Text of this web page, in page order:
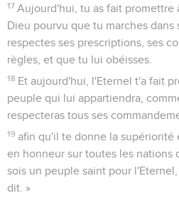
17 Aujourd'hui, tu as fait promettre
Dieu pourvu que tu marches dans
respectes ses prescriptions, ses
règles, et que tu lui obéisses.
18 Et aujourd'hui, l'Eternel t'a fait
peuple qui lui appartiendra,
respecteras tous ses
19 afin qu'il te donne la
en honneur sur toutes les nations
sois un peuple saint pour
dit. »